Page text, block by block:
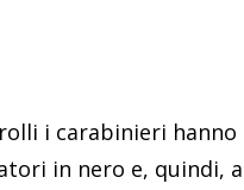
i carabinieri
in nero e, quindi,